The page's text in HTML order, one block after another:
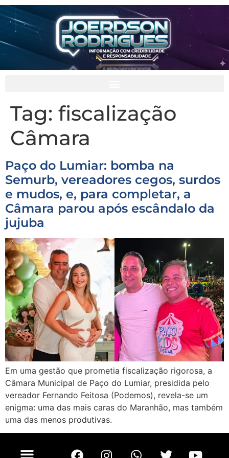
Tag: fiscalização
Câmara
Paço do Lumiar: bomba na
Semurb, vereadores cegos, surdos
e mudos, e, para completar, a
Câmara parou após escândalo da
jujuba
Em uma gestão que prometia fiscalização rigorosa, a
Câmara Municipal de Paço do Lumiar, presidida pelo
vereador Fernando Feitosa (Podemos), revela-se um
enigma: uma das mais caras do Maranhão, mas também
uma das menos produtivas.